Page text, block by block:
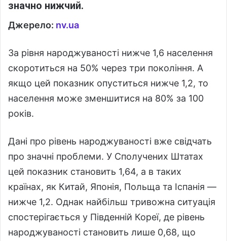
значно нижчий.
Джерело: nv.ua
За рівня народжуваності нижче 1,6 населення
скоротиться на 50% через три покоління. А
якщо цей показник опуститься нижче 1,2, то
населення може зменшитися на 80% за 100
років.
Дані про рівень народжуваності вже свідчать
про значні проблеми. У Сполучених Штатах
цей показник становить 1,64, а в таких
країнах, як Китай, Японія, Польща та Іспанія —
нижче 1,2. Однак найбільш тривожна ситуація
спостерігається у Південній Кореї, де рівень
народжуваності становить лише 0,68, що